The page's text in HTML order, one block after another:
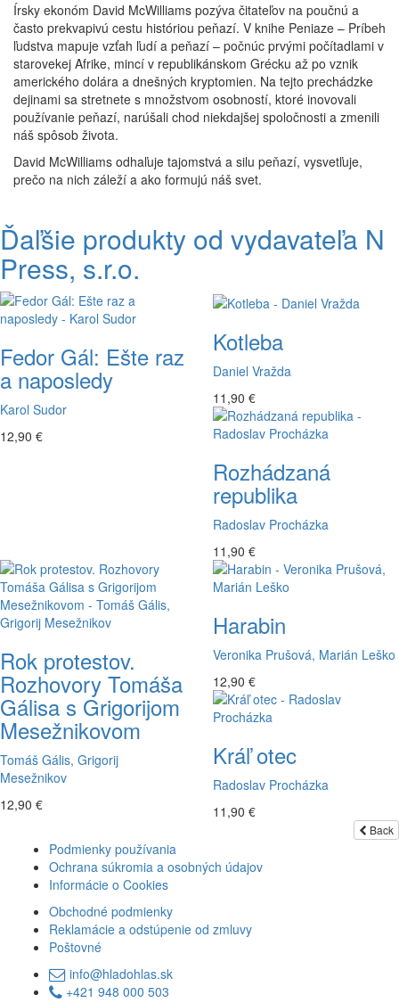
Írsky ekonóm David McWilliams pozýva čitateľov na poučnú a
často prekvapivú cestu históriou peňazí. V knihe Peniaze – Príbeh
ľudstva mapuje vzťah ľudí a peňazí – počnúc prvými počítadlami v
starovekej Afrike, mincí v republikánskom Grécku až po vznik
amerického dolára a dnešných kryptomien. Na tejto prechádzke
dejinami sa stretnete s množstvom osobností, ktoré inovovali
používanie peňazí, narúšali chod niekdajšej spoločnosti a zmenili
náš spôsob života.
David McWilliams odhaľuje tajomstvá a silu peňazí, vysvetľuje,
prečo na nich záleží a ako formujú náš svet.
Ďaľšie produkty od vydavateľa N
Press, s.r.o.
Fedor Gál: Ešte raz
a naposledy
Karol Sudor
12,90 €
Kotleba
Daniel Vražda
11,90 €
Rozhádzaná
republika
Radoslav Procházka
11,90 €
Rok protestov.
Rozhovory Tomáša
Gálisa s Grigorijom
Mesežnikovom
Tomáš Gális, Grigorij
Mesežnikov
12,90 €
Harabin
Veronika Prušová, Marián Leško
12,90 €
Kráľ otec
Radoslav Procházka
11,90 €
Back
Podmienky používania
Ochrana súkromia a osobných údajov
Informácie o Cookies
Obchodné podmienky
Reklamácie a odstúpenie od zmluvy
Poštovné
info@hladohlas.sk
+421 948 000 503